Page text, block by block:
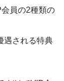
員の2種類の
遇される特典